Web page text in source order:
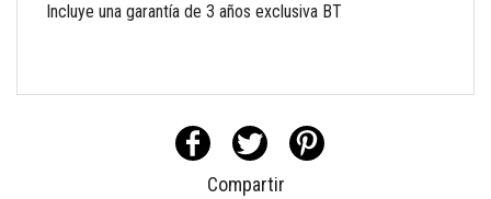
Incluye una garantía de 3 años exclusiva BT
Compartir